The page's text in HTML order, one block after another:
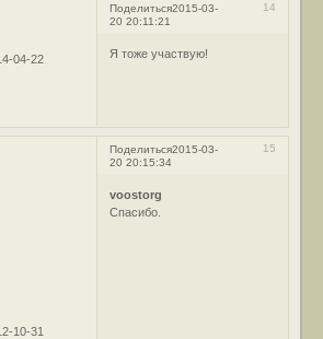
Поделиться 14
2015-03-
20 20:11:21
04-22
Я тоже участвую!
Поделиться 15
2015-03-
20 20:15:34
10-31
voostorg
Спасибо.